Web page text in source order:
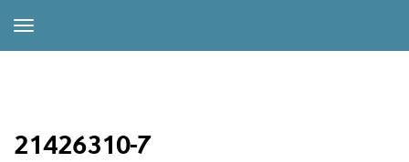
21426310-7